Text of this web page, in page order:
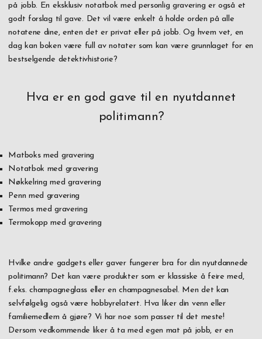
på jobb. En eksklusiv notatbok med personlig gravering er også et
godt forslag til gave. Det vil være enkelt å holde orden på alle
notatene dine, enten det er privat eller på jobb. Og hvem vet, en
dag kan boken være full av notater som kan være grunnlaget for en
bestselgende detektivhistorie?
Hva er en god gave til en nyutdannet
politimann?
Matboks med gravering
Notatbok med gravering
Nøkkelring med gravering
Penn med gravering
Termos med gravering
Termokopp med gravering
Hvilke andre gadgets eller gaver fungerer bra for din nyutdannede
politimann? Det kan være produkter som er klassiske å feire med,
f.eks. champagneglass eller en champagnesabel. Men det kan
selvfølgelig også være hobbyrelatert. Hva liker din venn eller
familiemedlem å gjøre? Vi har noe som passer til det meste!
Dersom vedkommende liker å ta med egen mat på jobb, er en